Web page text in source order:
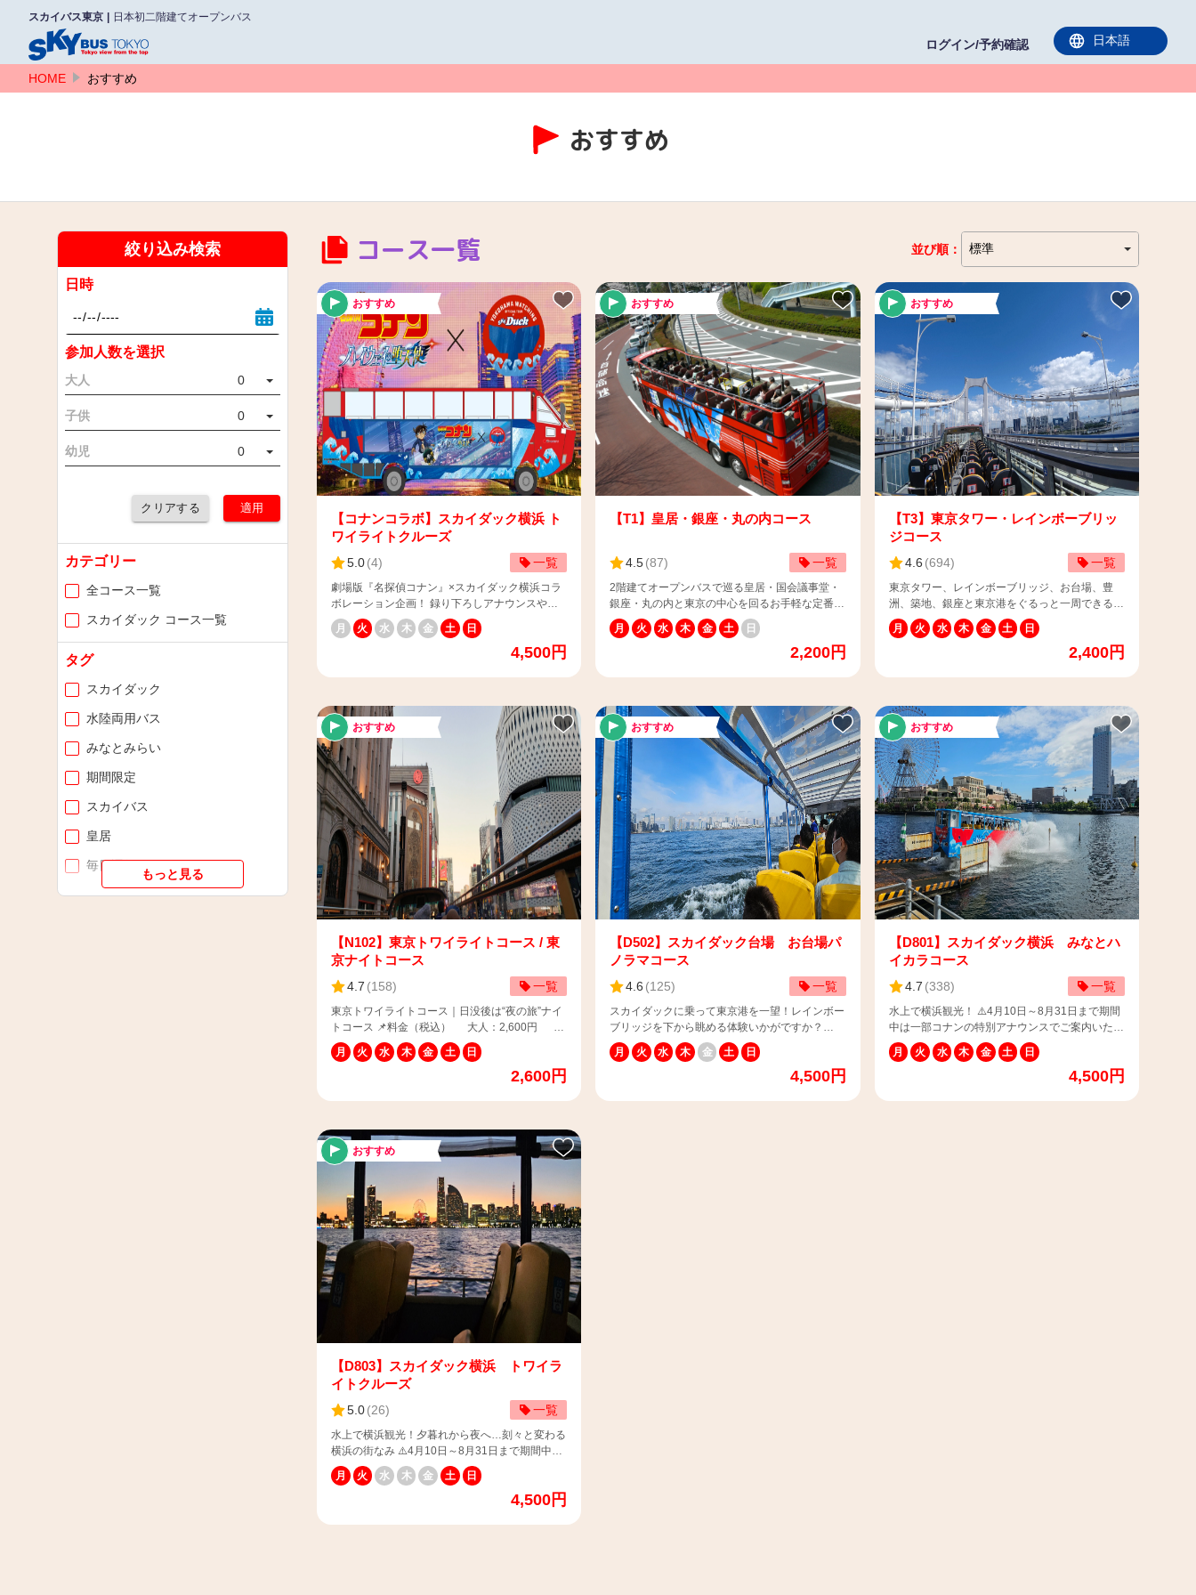
スカイバス東京 日本初二階建てオープンバス
ログイン/予約確認
HOME おすすめ
おすすめ
絞り込み検索
日時
参加人数を選択
大人 0
子供 0
幼児 0
クリアする 適用
カテゴリー
全コース一覧
スカイダック コース一覧
タグ
スカイダック
水陸両用バス
みなとみらい
期間限定
スカイバス
皇居
毎日運行
トワイライト
もっと見る
コース一覧 並び順：
おすすめ
【コナンコラボ】スカイダック横浜 ト
ワイライトクルーズ
5.0(4) 一覧
劇場版『名探偵コナン』×スカイダック横浜コラ
ボレーション企画！ 録り下ろしアナウンスやオ
リジナルグッズ、特別ラッピング車両を展開いた
します！ 水上で横浜観光！夕暮れから夜へ…
様へ】 ご予約時間の２０分前までに、チケット
カウンターにて受付をお願いいたします。 お時
間までにお越しにならなかった場合、自動的にキ
ャンセルとなり、他のお客様にお譲りする場合が
ございますので、予めご了承ください。 ＜スカ
イダック横浜 チケットカウンター情報＞ （集
合場所）日本丸メモリアルパーク JR桜木町方面
入口・帆船日本丸船首側 ※マップで検索される
際は「スカイダック横浜チケットカウンター」で
検索をお願いいたします。 【📢ご招待券・割引
券・障がい者用チケットをご利用のお客様へ】
上記割引をご利用のお客様はスカイバスコールセ
ンターにご連絡をお願いいたします。 当サイト
当日、スタッフに障がい者手帳などの証明資料を
ご提示ください。 ※ご招待・割引券を忘れずにご
ん） ※持参を忘れた場合は、通常価格となりま
す。 ※グッズの割引はございません。チケットの
みの割引となりますのでご注意ください。 ＜人
数入力例＞ 例１）大人2名・2歳児1名でご購入の
場合 ：「大人（13歳以上）1名、大人+乳幼
児（膝上、座席なし）（13歳以上）1名」の入力
例２）大人1名・3歳児1名、1歳児1名でご購入の
場合 ：「大人+乳幼児（膝上、座席なし）
→ この場合、2歳児が保護者の膝上乗
車、3歳児は座席を利用。 例３）大人2名・1歳児
1名・0歳児1名でご購入の場合 ：大人+乳幼
児（膝上、座席なし）（13歳以上）2名」の入力
【📢乳幼児のお子様（0歳～3歳）と乗車を希望
される保護者様へ】 ※乳幼児の膝上乗車は大人1
名様につき1人までです。2人目以降は子供料金
でご乗車お願い致します。 ※3歳の方で席が必要
な場合は子供料金にてご案内いたします。 ※1
歳・2歳の方は、安全確保のため保護者の膝上の
みのご利用でお願いいたします。 📌運行期間
土・日・祝日 平日(不定期) 📌料金（税込）※4歳
以上12歳以下は子供料金・13歳以上は大人料金
【休日および特定日】 大人（乗車のみ）：
4,000円 大人＋乳幼児 (膝上、座席なし)（乗車
のみ）：4,500円 子供（乗車のみ）：2,000円
【平日】 大人（乗車のみ）：3,600円 大人＋
乳幼児 (膝上、座席なし)（乗車のみ）：4,100円
子供（乗車のみ）：1,800円 📌所要時間：約40
分(陸上10分・水上30分） 📌発着場所：日本丸メ
モリアルパーク スカイダック横浜 チケットカウ
ンター前 （〒220-0012 神奈川県横浜市西区みな
とみらい2-1-1） 📌チケットの使い方はこちら：
月 火 水 木 金 土 日
4,500円
おすすめ
【T1】皇居・銀座・丸の内コース
4.5(87) 一覧
2階建てオープンバスで巡る皇居・国会議事堂・
銀座・丸の内と東京の中心を回るお手軽な定番コ
ースです。 スカイバス運行開始からのコース
で、短い時間で東京を感じるならこのコースがお
金・13歳以上は大人料金 ※3歳以下のお子様は安
全上、保護者様の膝上でご乗車いただきますよう
お願い申し上げます。 📌所要時間：約50分 📌発
着場所：丸の内三菱ビルディング前1番バス停
（〒100-0005 東京都千代田区丸の内2-5-2） 📌
チケットの使い方はこちら：
https://www.skybus.jp/topics/?
ca=3&p=1#n1742893168-405682 ⚠️当コースは
車内にGPS音声ガイダンスを搭載しています。
（言語種類：英語・中国語・韓国語） ⚠️当コー
スは定期観光です。一般乗合運送事業約款は下記
ページをご参照ください。
https://www.skybus.jp/contract/#stipulations スカ
使用しています。 ※サステオ：食料との競合や
森林破壊といった問題を起こさない持続可能性に
オ燃料であり、化石燃料由来の燃料と比較した場
合にCO2削減効果が期待されます。
月 火 水 木 金 土 日
2,200円
おすすめ
【T3】東京タワー・レインボーブリッ
ジコース
4.6 (694) 一覧
東京タワー、レインボーブリッジ、お台場、豊
洲、築地、銀座と東京港をぐるっと一周できる一
番人気のコース！ 📌運行期間：毎日 📌料金（税
込） 【平日】 大人：2,200円 子供：1,100円
【休日などの特定日】 大人：2,400円 子供：
上げます。 📌所要時間：約50分 📌発着場所：丸
の内三菱ビルディング前1番バス停（〒100-0005
東京都千代田区丸の内2-5-2） 📌チケットの使い
方はこちら：https://www.skybus.jp/topics/?
ca=3&p=1#n1742893168-405682 ⚠️当コースは
車内にGPS音声ガイダンスを搭載しています。
（言語種類：英語・中国語・韓国語） ⚠️当コー
スは定期観光です。一般乗合運送事業約款は下記
ページをご参照ください。
https://www.skybus.jp/contract/#stipulations スカ
イバスには、次世代バイオ燃料「サステオ」※を
使用しています。 ※サステオ：食料との競合や
森林破壊といった問題を起こさない持続可能性に
オ燃料であり、化石燃料由来の燃料と比較した場
合にCO2削減効果が期待されます。
月 火 水 木 金 土 日
2,400円
おすすめ
【N102】東京トワイライトコース / 東
京ナイトコース
4.7 (158) 一覧
東京トワイライトコース｜日没後は“夜の旅”ナイ
トコース 📌料金（税込） 大人：2,600円 子
供：1,300円 ※4歳以上12歳以下は子供料金・13
歳以上は大人料金 ※3歳以下のお子様は安全上、
保護者様の膝上でご乗車いただきますようお願い
ットの使い方はこちら：
https://www.skybus.jp/topics/?
ca=3&p=1#n1742893168-405682 ⚠️当コースは
車内にGPS音声ガイダンスを搭載していません。
バスガイドによる案内（日本語）のみとなりま
す。 ⚠️当コースは定期観光です。一般乗合運送
事業約款は下記ページをご参照ください。
https://www.skybus.jp/contract/#stipulations スカ
イバスには、次世代バイオ燃料「サステオ」※を
使用しています。 ※サステオ：食料との競合や
森林破壊といった問題を起こさない持続可能性に
優れた生物資源（バイオマス）を原料
と するバイオ燃料であ
減効果が期待されます。
月 火 水 木 金 土 日
2,600円
おすすめ
【D502】スカイダック台場 お台場パ
ノラマコース
4.6 (125) 一覧
スカイダックに乗って東京港を一望！レインボー
ブリッジを下から眺める体験いかがですか？
【📢お客様へお願い】 スカイダックでは、傘や
日傘のご利用が出来ません。 夏季には屋根に日
よけシートを設置しておりますが、日差しが気に
月 火 水 木 金 土 日
4,500円
おすすめ
【D801】スカイダック横浜 みなとハ
イカラコース
4.7 (338) 一覧
水上で横浜観光！ ⚠️4月10日～8月31日まで期間
中は一部コナンの特別アナウンスでご案内いたし
ます。 【📢ご来店のお客様へ】 チケットカウン
ターは12：00～13：30の間、一時閉めさせてい
ただくことがございますので予めご了承お願い致
月 火 水 木 金 土 日
4,500円
おすすめ
【D803】スカイダック横浜 トワイラ
イトクルーズ
5.0(26) 一覧
水上で横浜観光！夕暮れから夜へ…刻々と変わる
横浜の街なみ ⚠️4月10日～8月31日まで期間中は
一部コナンの特別アナウンスでご案内いたしま
す。 【📢ご予約のお客様へ】 ご予約時間の２０
分前までに、チケットカウンターにて受付をお願
月 火 水 木 金 土 日
4,500円